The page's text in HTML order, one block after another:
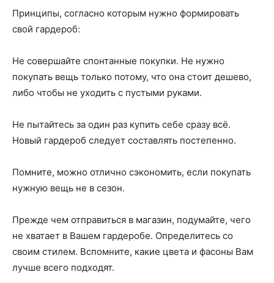
Принципы, согласно которым нужно формировать
свой гардероб:
Не совершайте спонтанные покупки. Не нужно
покупать вещь только потому, что она стоит дешево,
либо чтобы не уходить с пустыми руками.
Не пытайтесь за один раз купить себе сразу всё.
Новый гардероб следует составлять постепенно.
Помните, можно отлично сэкономить, если покупать
нужную вещь не в сезон.
Прежде чем отправиться в магазин, подумайте, чего
не хватает в Вашем гардеробе. Определитесь со
своим стилем. Вспомните, какие цвета и фасоны Вам
лучше всего подходят.